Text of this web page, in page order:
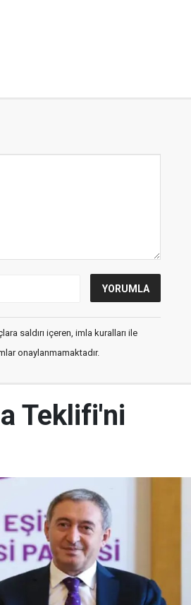
saldırı içeren, imla kuralları ile
onaylanmamaktadır.
Teklifi'ni